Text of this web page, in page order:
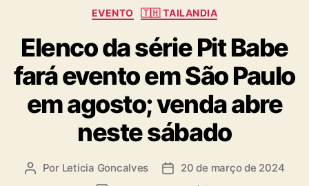
C
t
e
g
o
r
a
s
EVENTO 🇹🇭 TAILANDIA
Elenco da série Pit Babe
fará evento em São Paulo
em agosto; venda abre
neste sábado
A Por Leticia Goncalves
D 20 de março de 2024